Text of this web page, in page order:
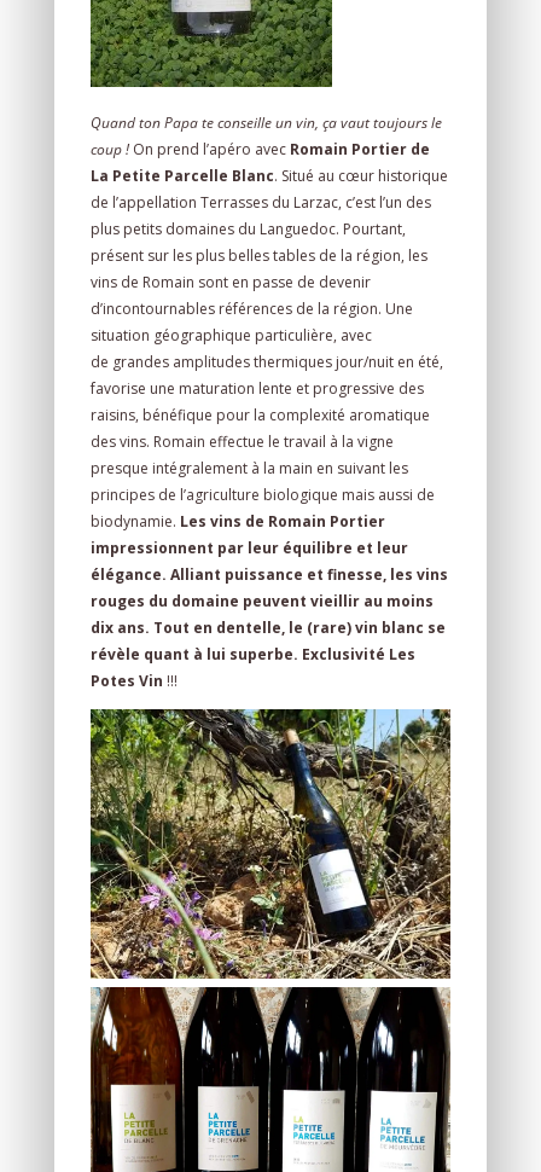
Quand ton Papa te conseille un vin, ça vaut toujours le
coup !On prend l’apéro avec Romain Portier de
La Petite Parcelle Blanc. Situé au cœur historique
de l’appellation Terrasses du Larzac, c’est l’un des
plus petits domaines du Languedoc. Pourtant,
présent sur les plus belles tables de la région, les
vins de Romain sont en passe de devenir
d’incontournables références de la région. Une
situation géographique particulière, avec
de grandes amplitudes thermiques jour/nuit en été,
favorise une maturation lente et progressive des
raisins, bénéfique pour la complexité aromatique
des vins. Romain effectue le travail à la vigne
presque intégralement à la main en suivant les
principes de l’agriculture biologique mais aussi de
biodynamie. Les vins de Romain Portier
impressionnent par leur équilibre et leur
élégance. Alliant puissance et finesse, les vins
rouges du domaine peuvent vieillir au moins
dix ans. Tout en dentelle, le (rare) vin blanc se
révèle quant à lui superbe. Exclusivité Les
Potes Vin !!!